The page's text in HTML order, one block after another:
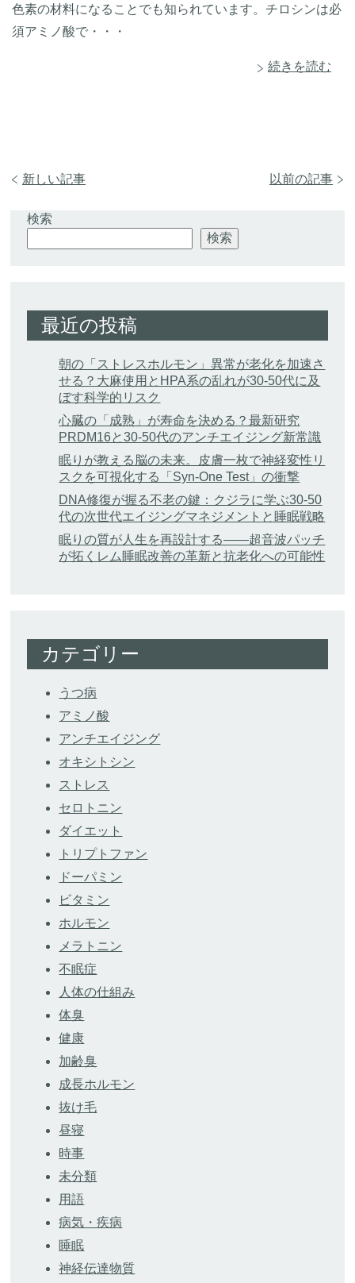
色素の材料になることでも知られています。チロシンは必
須アミノ酸で・・・
続きを読む
以前の記事
新しい記事
検索
検索
最近の投稿
朝の「ストレスホルモン」異常が老化を加速さ
せる？大麻使用とHPA系の乱れが30-50代に及
ぼす科学的リスク
心臓の「成熟」が寿命を決める？最新研究
PRDM16と30-50代のアンチエイジング新常識
眠りが教える脳の未来。皮膚一枚で神経変性リ
スクを可視化する「Syn-One Test」の衝撃
DNA修復が握る不老の鍵：クジラに学ぶ30-50
代の次世代エイジングマネジメントと睡眠戦略
眠りの質が人生を再設計する——超音波パッチ
が拓くレム睡眠改善の革新と抗老化への可能性
カテゴリー
うつ病
アミノ酸
アンチエイジング
オキシトシン
ストレス
セロトニン
ダイエット
トリプトファン
ドーパミン
ビタミン
ホルモン
メラトニン
不眠症
人体の仕組み
体臭
健康
加齢臭
成長ホルモン
抜け毛
昼寝
時事
未分類
用語
病気・疾病
睡眠
神経伝達物質